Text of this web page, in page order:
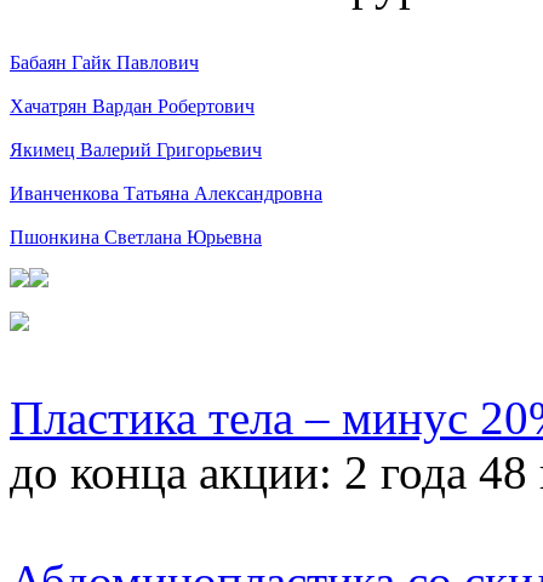
Бабаян Гайк Павлович
Хачатрян Вардан Робертович
Якимец Валерий Григорьевич
Иванченкова Татьяна Александровна
Пшонкина Светлана Юрьевна
Пластика тела – минус
до конца акции: 2 года 48